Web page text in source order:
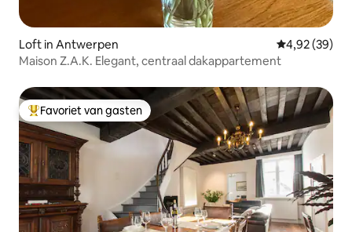
Loft in Antwerpen Gemiddelde
4,92 (39)
Maison Z.A.K. Elegant, centraal dakappartement
Topfavoriet van gasten
Favoriet van gasten